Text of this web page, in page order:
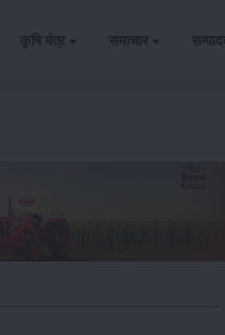
कृषि यंत्र समाचार